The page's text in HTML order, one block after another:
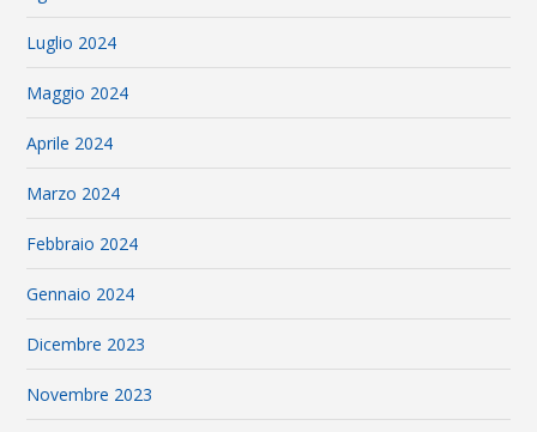
Luglio 2024
Maggio 2024
Aprile 2024
Marzo 2024
Febbraio 2024
Gennaio 2024
Dicembre 2023
Novembre 2023